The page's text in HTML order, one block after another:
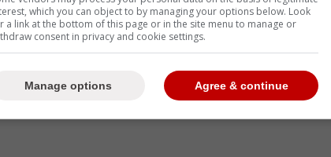
which you can object to by managing your options below. Look
a link at the bottom of this page or in the site menu to manage or
consent in privacy and cookie settings.
Agree & continue
Manage options